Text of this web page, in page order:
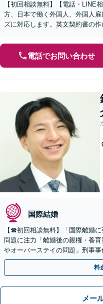
【初回相談無料】【電話・LINE
方、日本で働く外国人、外国人
ズに対応します。英文契約書の
電話でお問い合わせ
国際結婚
【☎︎初回相談無料】「国際離婚
問題に注力「離婚後の親権・養
やオーバーステイの問題」刑事
銭トラブルもお任せください【
料
メー